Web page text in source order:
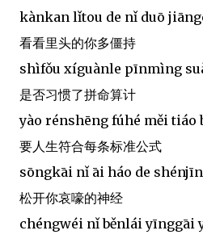
kànkan lǐtou de nǐ duō
看看里头的你多僵持
shìfǒu xíguànle pīnmìng
是否习惯了拼命算计
yào rénshēng fúhé měi
要人生符合每条标准公式
sōngkāi nǐ āi háo de
松开你哀嚎的神经
chéngwéi nǐ běnlái yīnggāi